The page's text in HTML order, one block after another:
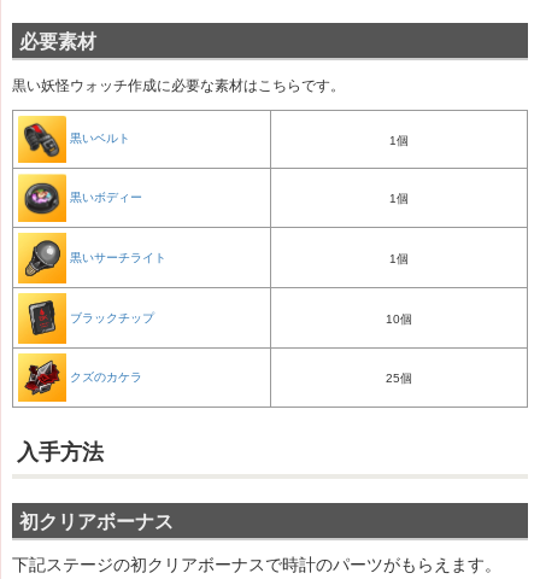
必要素材
黒い妖怪ウォッチ作成に必要な素材はこちらです。
黒いベルト 1個
黒いボディー 1個
黒いサーチライト 1個
ブラックチップ 10個
クズのカケラ 25個
入手方法
初クリアボーナス
下記ステージの初クリアボーナスで時計のパーツがもらえます。